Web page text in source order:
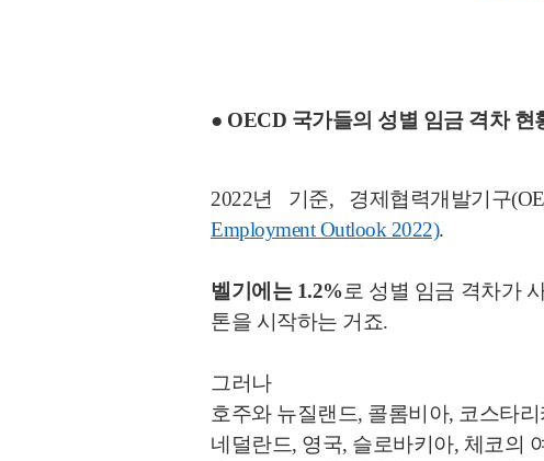
● OECD 국가들의 성별 임금 격차 현
2022년 기준, 경제협력개발기구
Employment Outlook 2022).
벨기에는 1.2%로 성별 임금 격차가
톤을 시작하는 거죠.
그러나
호주와 뉴질랜드, 콜롬비아, 코스타
네덜란드, 영국, 슬로바키아, 체코의